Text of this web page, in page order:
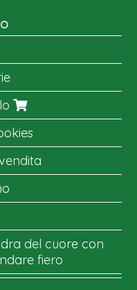
del cuore con
fiero